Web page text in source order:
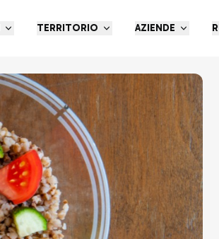
TERRITORIO AZIENDE